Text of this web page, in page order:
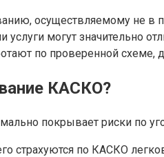
осуществляемому не в
услуги могут значительно
по проверенной
КАСКО?
покрывает риски по
страхуются по КАСКО